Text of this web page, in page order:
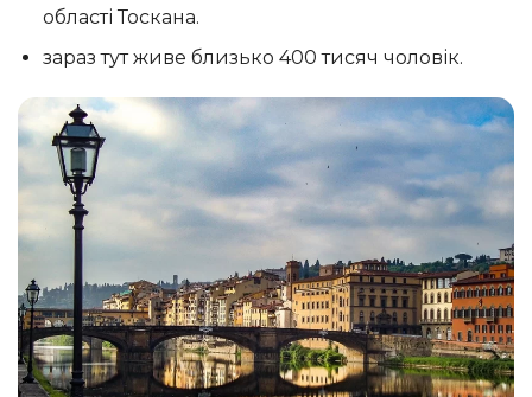
області Тоскана.
зараз тут живе близько 400 тисяч чоловік.